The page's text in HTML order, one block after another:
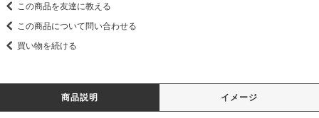
この商品を友達に教える
この商品について問い合わせる
買い物を続ける
商品説明 イメージ